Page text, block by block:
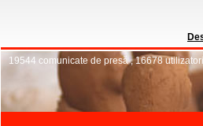
19544 comunicate de presă,16678